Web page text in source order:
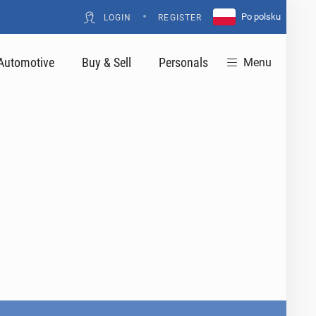
LOGIN • REGISTER Po polsku
Buy & Sell Personals Menu